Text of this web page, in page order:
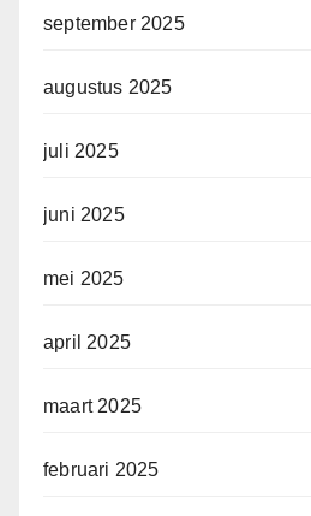
september 2025
augustus 2025
juli 2025
juni 2025
mei 2025
april 2025
maart 2025
februari 2025